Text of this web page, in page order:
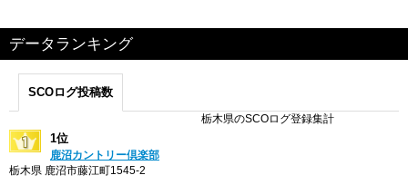
データランキング
SCOログ投稿数
栃木県のSCOログ登録集計
1位
鹿沼カントリー倶楽部
栃木県 鹿沼市藤江町1545-2